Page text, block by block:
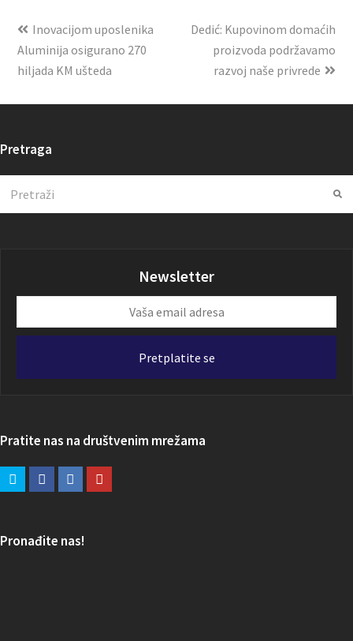
Inovacijom uposlenika
Aluminija osigurano 270
hiljada KM ušteda
Dedić: Kupovinom domaćih
proizvoda podržavamo
razvoj naše privrede
Pretraga
Newsletter
email
Pretplatite se
Pratite nas na društvenim mrežama
Pronađite nas!